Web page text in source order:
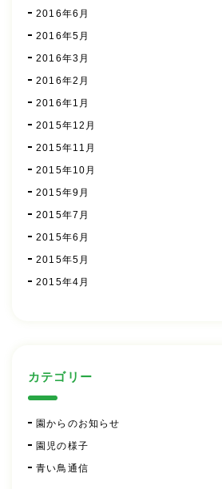
2016年6月
2016年5月
2016年3月
2016年2月
2016年1月
2015年12月
2015年11月
2015年10月
2015年9月
2015年7月
2015年6月
2015年5月
2015年4月
カテゴリー
園からのお知らせ
園児の様子
青い鳥通信